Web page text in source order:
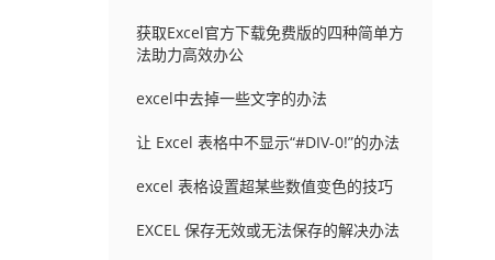
获取Excel官方下载免费版的四种简单方
法助力高效办公
excel中去掉一些文字的办法
让 Excel 表格中不显示“#DIV-0!”的办法
excel 表格设置超某些数值变色的技巧
EXCEL 保存无效或无法保存的解决办法